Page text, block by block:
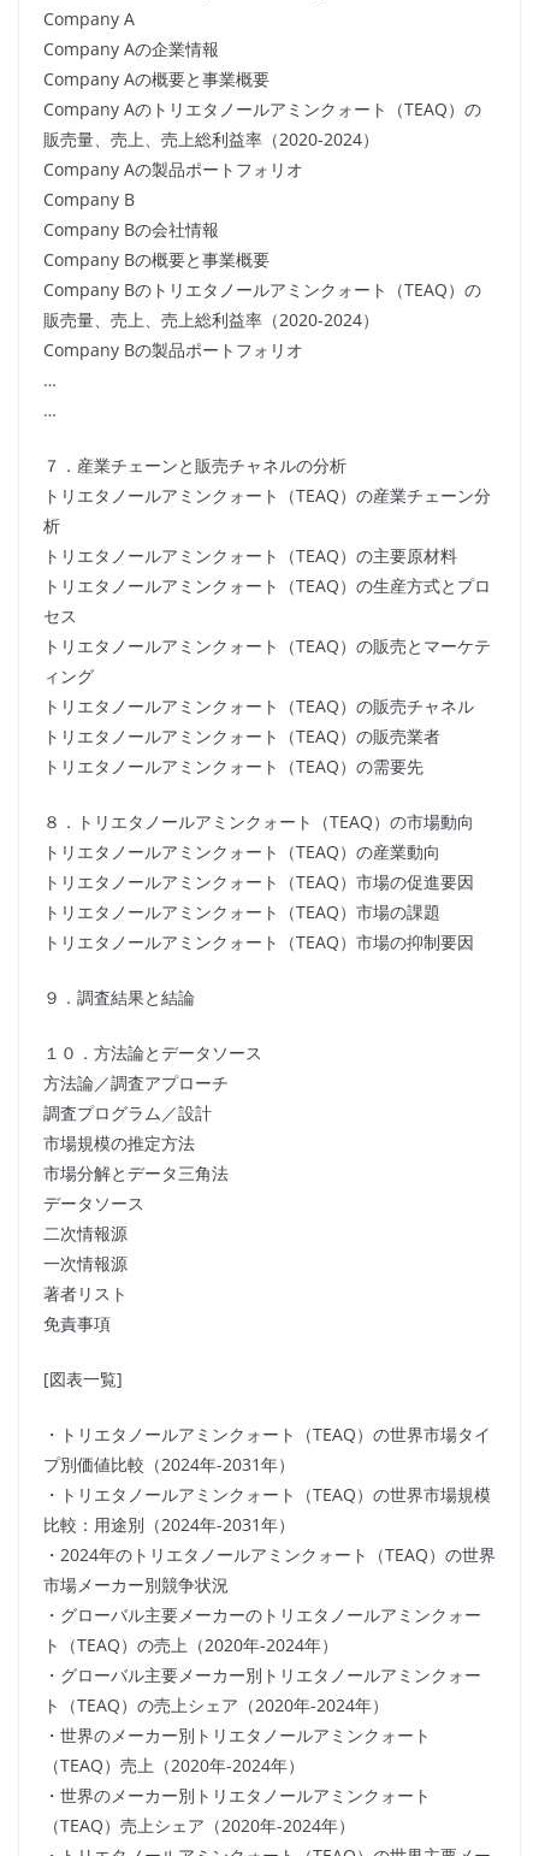
Company A
Company Aの企業情報
Company Aの概要と事業概要
Company Aのトリエタノールアミンクォート（TEAQ）の
販売量、売上、売上総利益率（2020-2024）
Company Aの製品ポートフォリオ
Company B
Company Bの会社情報
Company Bの概要と事業概要
Company Bのトリエタノールアミンクォート（TEAQ）の
販売量、売上、売上総利益率（2020-2024）
Company Bの製品ポートフォリオ
…
…
７．産業チェーンと販売チャネルの分析
トリエタノールアミンクォート（TEAQ）の産業チェーン分
析
トリエタノールアミンクォート（TEAQ）の主要原材料
トリエタノールアミンクォート（TEAQ）の生産方式とプロ
セス
トリエタノールアミンクォート（TEAQ）の販売とマーケテ
ィング
トリエタノールアミンクォート（TEAQ）の販売チャネル
トリエタノールアミンクォート（TEAQ）の販売業者
トリエタノールアミンクォート（TEAQ）の需要先
８．トリエタノールアミンクォート（TEAQ）の市場動向
トリエタノールアミンクォート（TEAQ）の産業動向
トリエタノールアミンクォート（TEAQ）市場の促進要因
トリエタノールアミンクォート（TEAQ）市場の課題
トリエタノールアミンクォート（TEAQ）市場の抑制要因
９．調査結果と結論
１０．方法論とデータソース
方法論／調査アプローチ
調査プログラム／設計
市場規模の推定方法
市場分解とデータ三角法
データソース
二次情報源
一次情報源
著者リスト
免責事項
[図表一覧]
・トリエタノールアミンクォート（TEAQ）の世界市場タイ
プ別価値比較（2024年-2031年）
・トリエタノールアミンクォート（TEAQ）の世界市場規模
比較：用途別（2024年-2031年）
・2024年のトリエタノールアミンクォート（TEAQ）の世界
市場メーカー別競争状況
・グローバル主要メーカーのトリエタノールアミンクォー
ト（TEAQ）の売上（2020年-2024年）
・グローバル主要メーカー別トリエタノールアミンクォー
ト（TEAQ）の売上シェア（2020年-2024年）
・世界のメーカー別トリエタノールアミンクォート
（TEAQ）売上（2020年-2024年）
・世界のメーカー別トリエタノールアミンクォート
（TEAQ）売上シェア（2020年-2024年）